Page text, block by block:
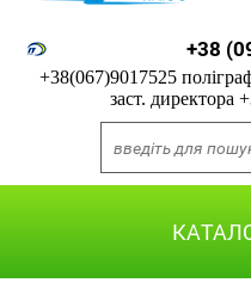
+38
+38(067)9017525
заст. директора